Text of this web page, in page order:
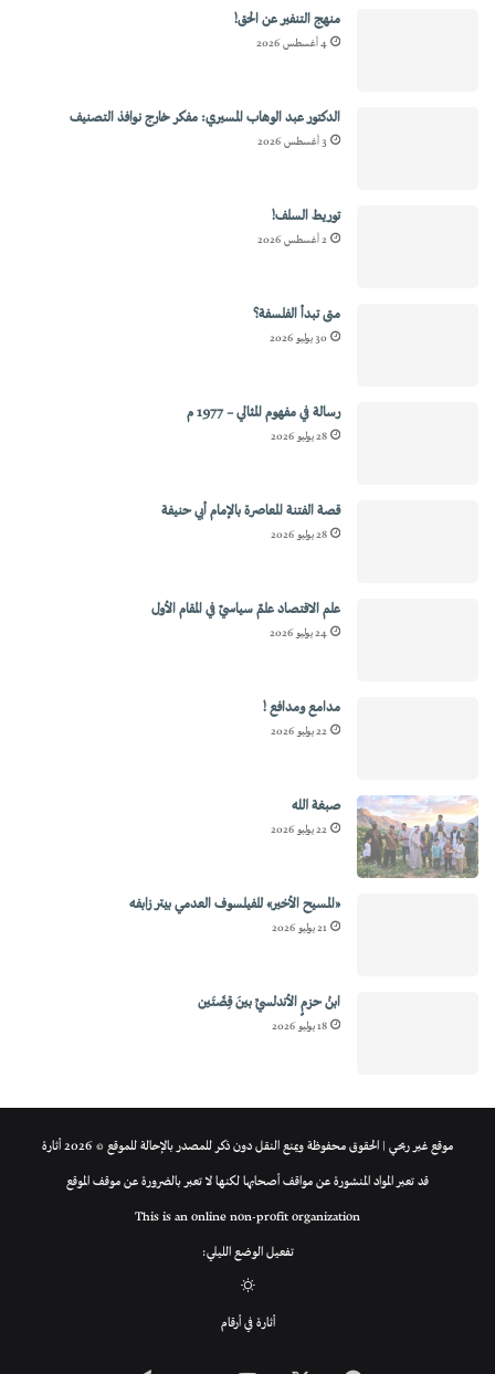
منهج التنفير عن الحق!
4 أغسطس 2026
الدكتور عبد الوهاب المسيري: مفكر خارج نوافذ التصنيف
3 أغسطس 2026
توريط السلف!
2 أغسطس 2026
متى تبدأ الفلسفة؟
30 يوليو 2026
رسالة في مفهوم المثالي – 1977 م
28 يوليو 2026
قصة الفتنة المعاصرة بالإمام أبي حنيفة
28 يوليو 2026
علم الاقتصاد علمٌ سياسيٌ في المقام الأول
24 يوليو 2026
مدامع ومدافع !
22 يوليو 2026
صبغة الله
22 يوليو 2026
«المسيح الأخير» للفيلسوف العدمي بيتر زابفه
21 يوليو 2026
ابنُ حزمٍ الأندلسيِّ بينَ قِصَّتَين
18 يوليو 2026
موقع غير ربحي | الحقوق محفوظة ويمنع النقل دون ذكر للمصدر بالإحالة للموقع © 2026 أثارة
قد تعبر المواد المنشورة عن مواقف أصحابها لكنها لا تعبر بالضرورة عن موقف الموقع
This is an online non-profit organization
تفعيل الوضع الليلي:
المظلم
أثارة في أرقام